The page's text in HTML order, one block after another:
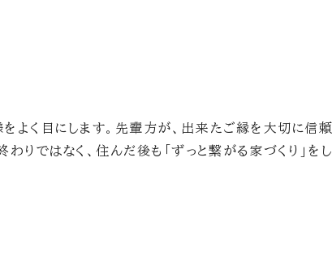
よく目にします。先輩方が、出来たご縁を大切に信頼
りではなく、住んだ後も「ずっと繋がる家づくり」をし